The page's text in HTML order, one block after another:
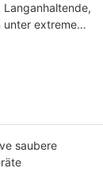
unter extremen
saubere